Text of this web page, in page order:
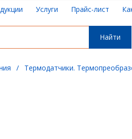
Услуги Прайс-лист
Найти
/ Термодатчики.